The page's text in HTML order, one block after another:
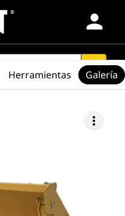
person
search
more_vert
Herramientas Galería